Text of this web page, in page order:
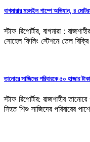
বাগমারার মচমইল পাম্পে অভিযান, ৪
স্টাফ রিপোর্টার, বাগমারা :
সোহেল ফিলিং স্টেশনে তেল
তানোরে সাজিদের পরিবারকে ৫০ হাজার
স্টাফ রিপোর্টার: রাজশাহীর
নিহত শিশু সাজিদের পরিবারের